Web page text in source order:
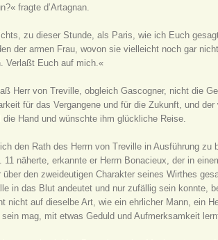
fragte d’Artagnan.
zu dieser Stunde, als Paris, wie ich Euch
der armen Frau, wovon sie vielleicht noch gar
Verlaßt Euch auf mich.«
Herr von Treville, obgleich Gascogner, nicht die
für das Vergangene und für die Zukunft, und
Hand und wünschte ihm glückliche Reise.
den Rath des Herrn von Treville in Ausführung
näherte, erkannte er Herrn Bonacieux, der in
über den zweideutigen Charakter seines Wirthes
in das Blut andeutet und nur zufällig sein konnte,
nicht auf dieselbe Art, wie ein ehrlicher Mann, ein
mag, mit etwas Geduld und Aufmerksamkeit